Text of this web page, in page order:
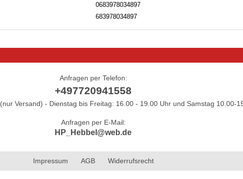
0683978034897
683978034897
Anfragen per Telefon:
+497720941558
Versand) - Dienstag bis Freitag: 16.00 - 19.00 Uhr und Samstag 10.00-
Anfragen per E-Mail:
HP_Hebbel@web.de
Impressum AGB Widerrufsrecht